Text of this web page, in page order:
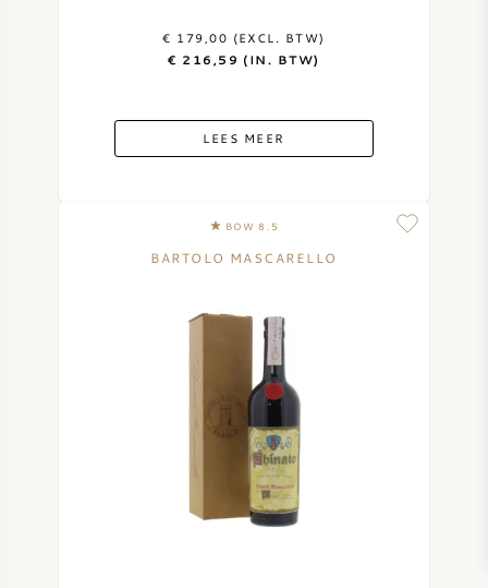
€ 179,00 (EXCL. BTW)
€ 216,59 (IN. BTW)
LEES MEER
BOW 8.5
BARTOLO MASCARELLO